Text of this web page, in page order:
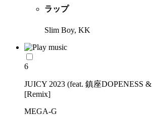
ラップ
Slim Boy, KK
6
JUICY 2023 (feat. 鎮座DOPENESS
[Remix]
MEGA-G